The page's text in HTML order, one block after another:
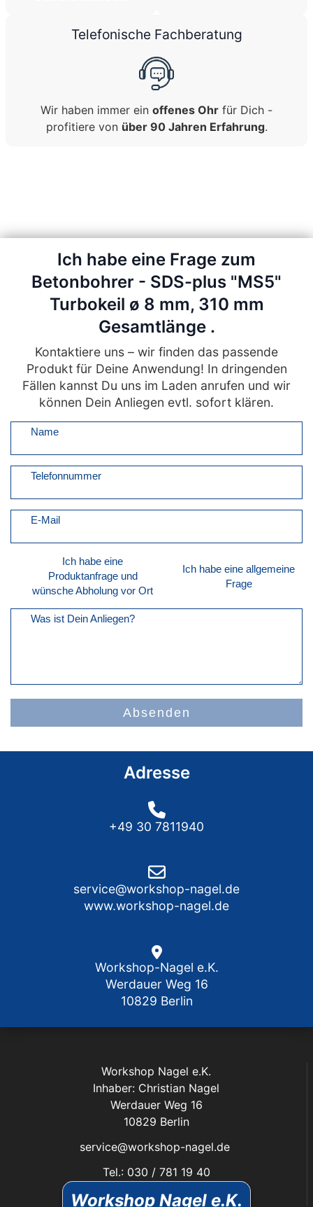
Workshop Nagel e.K.
Telefonische Fachberatung
Wir haben immer ein offenes Ohr für Dich -
profitiere von über 90 Jahren Erfahrung.
Ich habe eine Frage zum
Betonbohrer - SDS-plus "MS5"
Turbokeil ø 8 mm, 310 mm
Gesamtlänge .
Kontaktiere uns – wir finden das passende
Produkt für Deine Anwendung! In dringenden
Fällen kannst Du uns im Laden anrufen und wir
können Dein Anliegen evtl. sofort klären.
Name
Telefonnummer
E-Mail
Ich habe eine
Produktanfrage und
wünsche Abholung vor Ort
Ich habe eine allgemeine
Frage
Was ist Dein Anliegen?
Absenden
Adresse
+49 30 7811940
service@workshop-nagel.de
www.workshop-nagel.de
Workshop-Nagel e.K.
Werdauer Weg 16
10829 Berlin
Workshop Nagel e.K.
Inhaber: Christian Nagel
Werdauer Weg 16
10829 Berlin
service@workshop-nagel.de
Tel.: 030 / 781 19 40